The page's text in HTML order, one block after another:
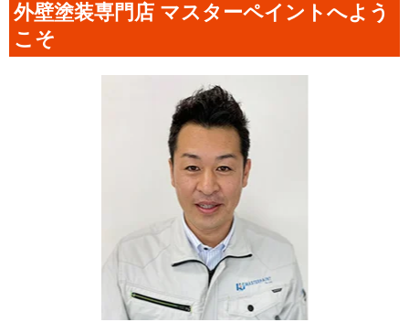
外壁塗装専門店 マスターペイントへよう
こそ